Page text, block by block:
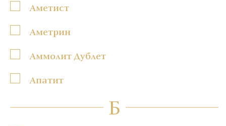
Аметист
Аметрин
Аммолит Дублет
Апатит
Б